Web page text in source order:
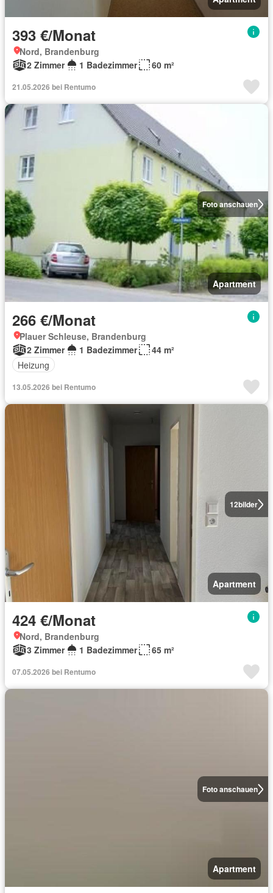
393 €/Monat
Nord, Brandenburg
2 Zimmer
1 Badezimmer 60 m²
21.05.2026 bei Rentumo
Foto anschauen
Apartment
266 €/Monat
Plauer Schleuse, Brandenburg
2 Zimmer
1 Badezimmer
44 m²
Heizung
13.05.2026 bei Rentumo
12bilder
Apartment
424 €/Monat
Nord, Brandenburg
3 Zimmer
1 Badezimmer 65 m²
07.05.2026 bei Rentumo
Foto anschauen
Apartment